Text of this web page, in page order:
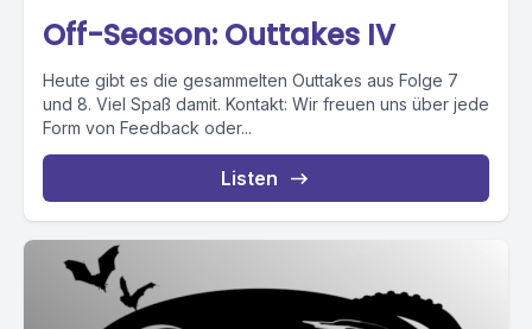
Off-Season: Outtakes IV
Heute gibt es die gesammelten Outtakes aus Folge 7
und 8. Viel Spaß damit. Kontakt: Wir freuen uns über jede
Form von Feedback oder...
Listen